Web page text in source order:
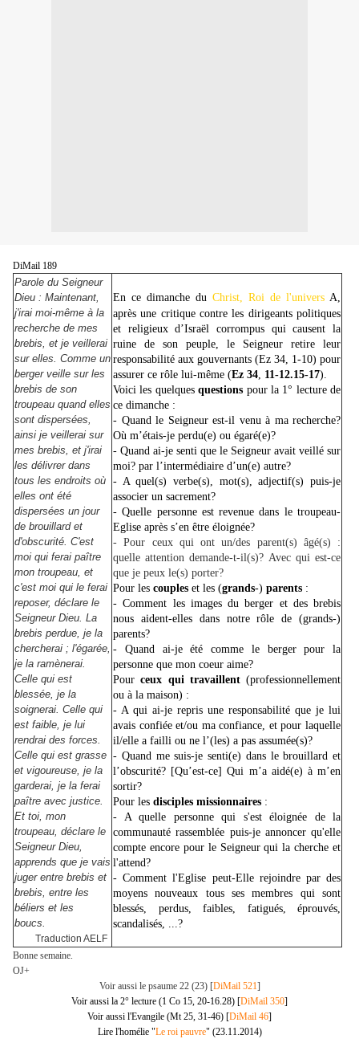
DiMail 189
Parole du Seigneur
Dieu : Maintenant,
j'irai moi-même à la
recherche de mes
brebis, et je veillerai
sur elles. Comme un
berger veille sur les
brebis de son
troupeau quand elles
sont dispersées,
ainsi je veillerai sur
mes brebis, et j'irai
les délivrer dans
tous les endroits où
elles ont été
dispersées un jour
de brouillard et
d'obscurité. C'est
moi qui ferai paître
mon troupeau, et
c'est moi qui le ferai
reposer, déclare le
Seigneur Dieu. La
brebis perdue, je la
chercherai ; l'égarée,
je la ramènerai.
Celle qui est
blessée, je la
soignerai. Celle qui
est faible, je lui
rendrai des forces.
Celle qui est grasse
et vigoureuse, je la
garderai, je la ferai
paître avec justice.
Et toi, mon
troupeau, déclare le
Seigneur Dieu,
apprends que je vais
juger entre brebis et
brebis, entre les
béliers et les
boucs.
Traduction AELF
En ce dimanche du Christ, Roi de l'univers A,
après une critique contre les dirigeants politiques
et religieux d’Israël corrompus qui causent la
ruine de son peuple, le Seigneur retire leur
responsabilité aux gouvernants (Ez 34, 1-10) pour
assurer ce rôle lui-même (Ez 34, 11-12.15-17).
Voici les quelquesquestions pour la 1° lecture de
ce dimanche :
- Quand le Seigneur est-il venu à ma recherche?
Où m’étais-je perdu(e) ou égaré(e)?
- Quand ai-je senti que le Seigneur avait veillé sur
moi? par l’intermédiaire d’un(e) autre?
- A quel(s) verbe(s), mot(s), adjectif(s) puis-je
associer un sacrement?
- Quelle personne est revenue dans le troupeau-
Eglise après s’en être éloignée?
- Pour ceux qui ont un/des parent(s) âgé(s) :
quelle attention demande-t-il(s)? Avec qui est-ce
que je peux le(s) porter?
Pour les couples et les (grands-) parents :
- Comment les images du berger et des brebis
nous aident-elles dans notre rôle de (grands-)
parents?
- Quand ai-je été comme le berger pour la
personne que mon coeur aime?
Pourceux qui travaillent(professionnellement
ou à la maison) :
- A qui ai-je repris une responsabilité que je lui
avais confiée et/ou ma confiance, et pour laquelle
il/elle a failli ou ne l’(les) a pas assumée(s)?
- Quand me suis-je senti(e) dans le brouillard et
l’obscurité? [Qu’est-ce] Qui m’a aidé(e) à m’en
sortir?
Pour les disciples missionnaires :
- A quelle personne qui s'est éloignée de la
communauté rassemblée puis-je annoncer qu'elle
compte encore pour le Seigneur qui la cherche et
l'attend?
- Comment l'Eglise peut-Elle rejoindre par des
moyens nouveaux tous ses membres qui sont
blessés, perdus, faibles, fatigués, éprouvés,
scandalisés, ...?
Bonne semaine.
OJ+
Voir aussi le psaume 22 (23) [DiMail 521]
Voir aussi la 2° lecture (1 Co 15, 20-16.28) [DiMail 350]
Voir aussi l'Evangile (Mt 25, 31-46) [DiMail 46]
Lire l'homélie "Le roi pauvre" (23.11.2014)